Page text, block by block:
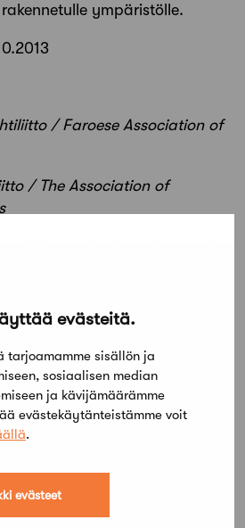
evästeitä.
tarjoamamme sisällön ja
sosiaalisen median
ja kävijämäärämme
evästekäytänteistämme voit
.
evästeet
ympäristölle.
/ Faroese Association of
/ The Associationof
/ Swedish Association of
/ Finnish Association of
/ The Danish Architects’